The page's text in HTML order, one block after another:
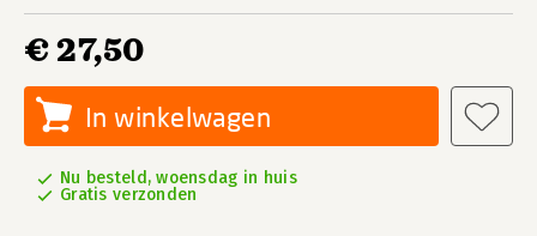
€ 27,50
In winkelwagen
Nu besteld, woensdag in huis
Gratis verzonden